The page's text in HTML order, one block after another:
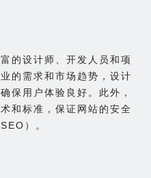
的设计师、开发人员和项
的需求和市场趋势，设计
保用户体验良好。此外，
和标准，保证网站的安全
）。